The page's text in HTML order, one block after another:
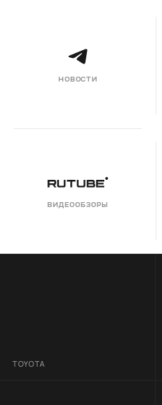
НОВОСТИ
ВИДЕООБЗОРЫ
TOYOTA